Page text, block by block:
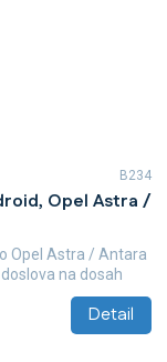
Opel Astra /
Detail
Opel Astra / Antara
na dosah
B234